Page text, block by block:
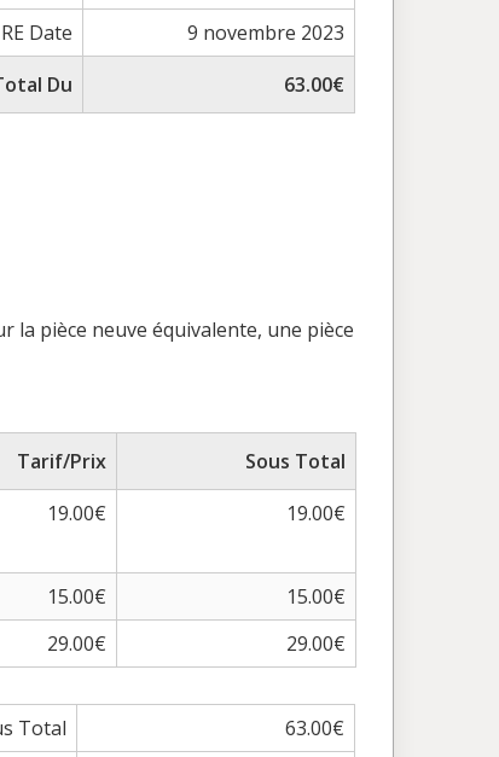
Date
9 novembre 2023
Du
63.00€
la pièce neuve équivalente, une pièce
Tarif/Prix
Sous Total
19.00€ 19.00€
15.00€
15.00€
29.00€ 29.00€
Total
63.00€